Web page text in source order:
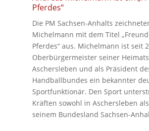
Pferdes“
Die PM Sachsen-Anhalts
Michelmann mit dem Titel
Pferdes“ aus. Michelmann ist seit
Oberbürgermeister seiner
Aschersleben und als Präsident
Handballbundes ein bekannter
Sportfunktionär. Den Sport
Kräften sowohl in Aschersleben
seinem Bundesland Sachsen-